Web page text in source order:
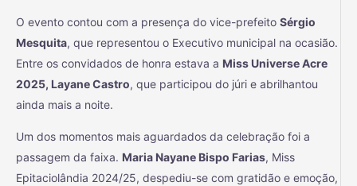
O evento contou com a presença do vice-prefeito Sérgio
Mesquita, que representou o Executivo municipal na ocasião.
Entre os convidados de honra estava a Miss Universe Acre
2025, Layane Castro, que participou do júri e abrilhantou
ainda mais a noite.
Um dos momentos mais aguardados da celebração foi a
passagem da faixa. Maria Nayane Bispo Farias, Miss
Epitaciolândia 2024/25, despediu-se com gratidão e emoção,